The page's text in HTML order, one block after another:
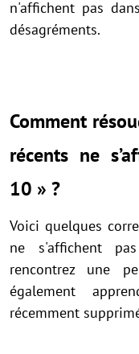
n'affichent pas
désagréments.
Comment
récents ne
10 » ?
Voici quelques
ne s'affichent
rencontrez une
également
récemment